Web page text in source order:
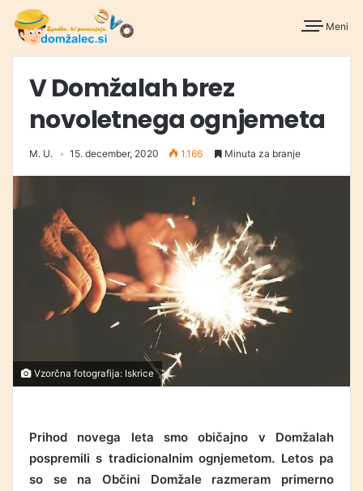
Meni
V Domžalah brez
novoletnega ognjemeta
M. U. 15. december, 2020 1.166 Minuta za branje
Vzorčna fotografija: Iskrice
Prihod novega leta smo običajno v Domžalah
pospremili s tradicionalnim ognjemetom. Letos pa
so se na Občini Domžale razmeram primerno